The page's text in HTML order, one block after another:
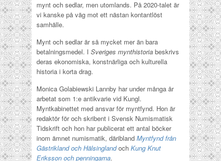
mynt och sedlar, men utomlands. På 2020-talet är
vi kanske på väg mot ett nästan kontantlöst
samhälle.
Mynt och sedlar är så mycket mer än bara
betalningsmedel. I Sveriges mynthistoria beskrivs
deras ekonomiska, konstnärliga och kulturella
historia i korta drag.
Monica Golabiewski Lannby har under många år
arbetat som 1:e antikvarie vid Kungl.
Myntkabinettet med ansvar för myntfynd. Hon är
redaktör för och skribent i Svensk Numismatisk
Tidskrift och hon har publicerat ett antal böcker
inom ämnet numismatik, däribland Myntfynd från
Gästrikland och Hälsinglandoch Kung Knut
Eriksson och penningarna.